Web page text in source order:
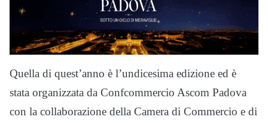
Quella di quest’anno è l’undicesima edizione ed è
stata organizzata da Confcommercio Ascom Padova
con la collaborazione della Camera di Commercio e di